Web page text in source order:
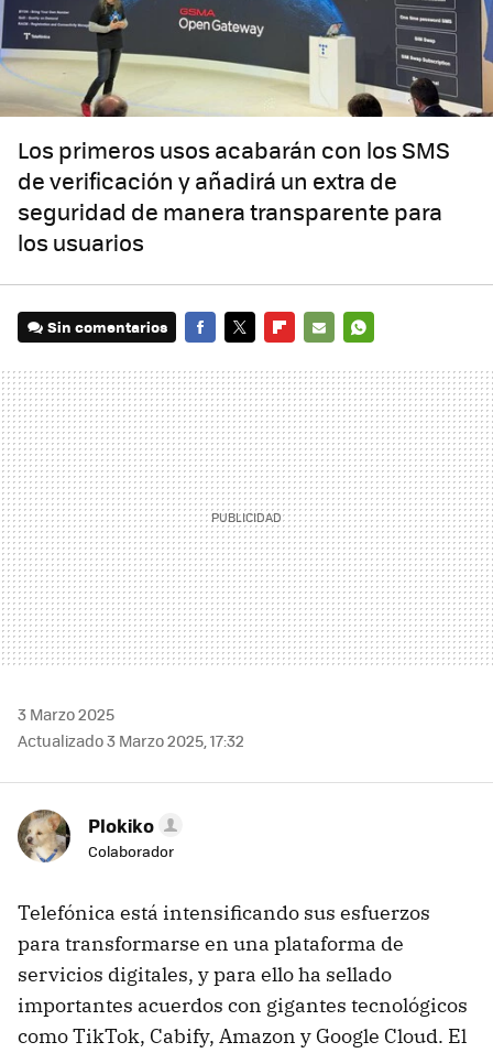
Los primeros usos acabarán con los SMS
de verificación y añadirá un extra de
seguridad de manera transparente para
los usuarios
Sin comentarios
MAIL
3 Marzo 2025
Actualizado 3 Marzo 2025, 17:32
Plokiko
Colaborador
Telefónica está intensificando sus esfuerzos
para transformarse en una plataforma de
servicios digitales, y para ello ha sellado
importantes acuerdos con gigantes tecnológicos
como TikTok, Cabify, Amazon y Google Cloud. El